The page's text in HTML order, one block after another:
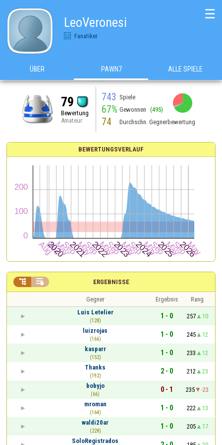
LeoVeronesi
Fanatiker
☰
ÜBER PAWN7 ALLE SPIELE
79
Bewertung
Amateur
743 Spiele
67% Gewonnen (495)
74 Durchschn. Gegnerbewertung
BEWERTUNGSVERLAUF
ERGEBNISSE
 
Gegner Ergebnis
Rang
Luis Letelier
(128)
1 - 0 257
10
luizrojas
(166)
1 - 0 245
12
kasparr
(152)
1 - 0 233
12
Thanks
(192)
2 - 0 212
23
bobyjo
(66)
0 - 1 235
-23
mroman
(164)
1 - 0 222
13
waldi20ar
(228)
1 - 0 205
17
SoloRegistrados